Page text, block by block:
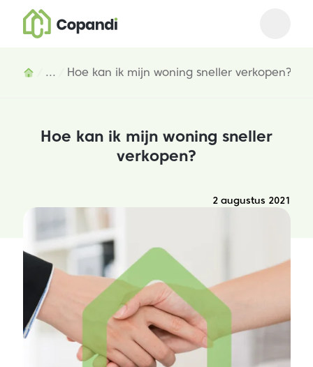
... Hoe kan ik mijn woning sneller verkopen?
Hoe kan ik mijn woning sneller
verkopen?
2 augustus 2021